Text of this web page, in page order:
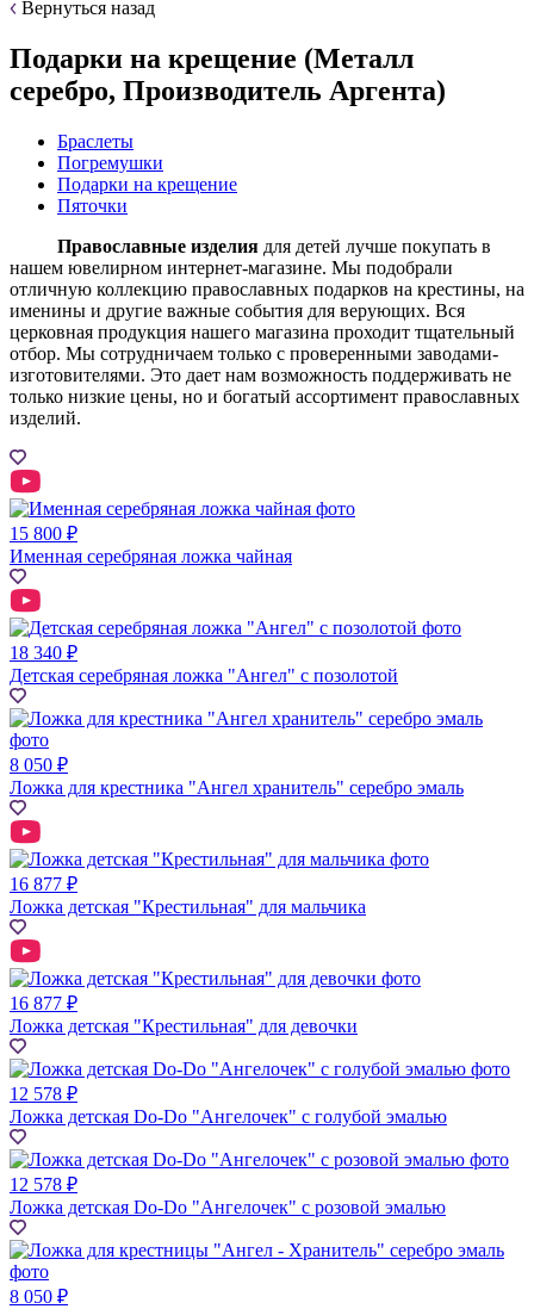
Вернуться назад
Подарки на крещение (Металл
серебро, Производитель Аргента)
Браслеты
Погремушки
Подарки на крещение
Пяточки
Православные изделия для детей лучше покупать в
нашем ювелирном интернет-магазине. Мы подобрали
отличную коллекцию православных подарков на крестины, на
именины и другие важные события для верующих. Вся
церковная продукция нашего магазина проходит тщательный
отбор. Мы сотрудничаем только с проверенными заводами-
изготовителями. Это дает нам возможность поддерживать не
только низкие цены, но и богатый ассортимент православных
изделий.
15 800 ₽
Именная серебряная ложка чайная
18 340 ₽
Детская серебряная ложка "Ангел" с позолотой
8 050 ₽
Ложка для крестника "Ангел хранитель" серебро эмаль
16 877 ₽
Ложка детская "Крестильная" для мальчика
16 877 ₽
Ложка детская "Крестильная" для девочки
12 578 ₽
Ложка детская Do-Do "Ангелочек" с голубой эмалью
12 578 ₽
Ложка детская Do-Do "Ангелочек" с розовой эмалью
8 050 ₽